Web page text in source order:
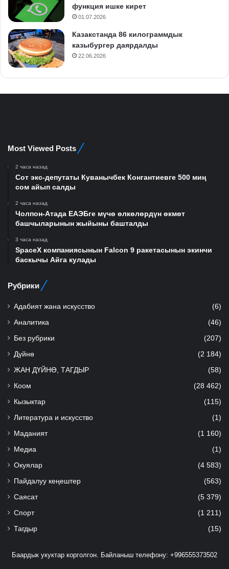
функция ишке кирет
01.07.2026
Казакстанда 86 килограммдык
казыбургер даярдалды
22.06.2026
Most Viewed Posts
2 часа назад
Сот экс-депутаты Куванычбек Конгантиевге 500 миң
сом айып салды
2 часа назад
Чолпон-Атада ЕАЭБге мүчө өлкөлөрдүн өкмөт
башчыларынын жыйыны башталды
3 часа назад
SpaceX компаниясынын Falcon 9 ракетасынын экинчи
баскычы Айга кулады
Рубрики
Адабият жана искусство (6)
Аналитика (46)
Без рубрики (207)
Дүйнө (2 184)
ЖАН ДҮЙНӨ, ТАГДЫР (58)
Коом (28 462)
Кызыктар (115)
Литература и искусство (1)
Маданият (1 160)
Медиа (1)
Окуялар (4 583)
Пайдалуу кеңештер (563)
Саясат (5 379)
Спорт (1 211)
Тагдыр (15)
Баардык укуктар корголгон. Байланыш телефону: +996555373502